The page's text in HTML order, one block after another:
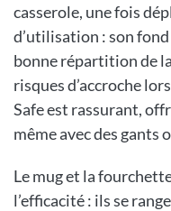
casserole, une fois
d’utilisation : son
bonne répartition de
risques d’accroche
Safe est rassurant,
même avec des gants
Le mug et la
l’efficacité : ils se